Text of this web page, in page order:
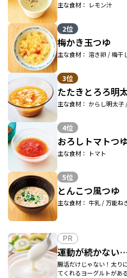
主な食材： レモン汁
2位
梅かき玉つゆ
主な食材： 溶き卵 / 梅干
3位
たたきとろろ明
主な食材： からし明太子
4位
おろしトマトつ
主な食材： トマト
5位
とんこつ風つゆ
主な食材： 牛乳 / 万能ね
PR
運動が続かない
腸活だけじゃない！太り
てくれるヨーグルトがあ